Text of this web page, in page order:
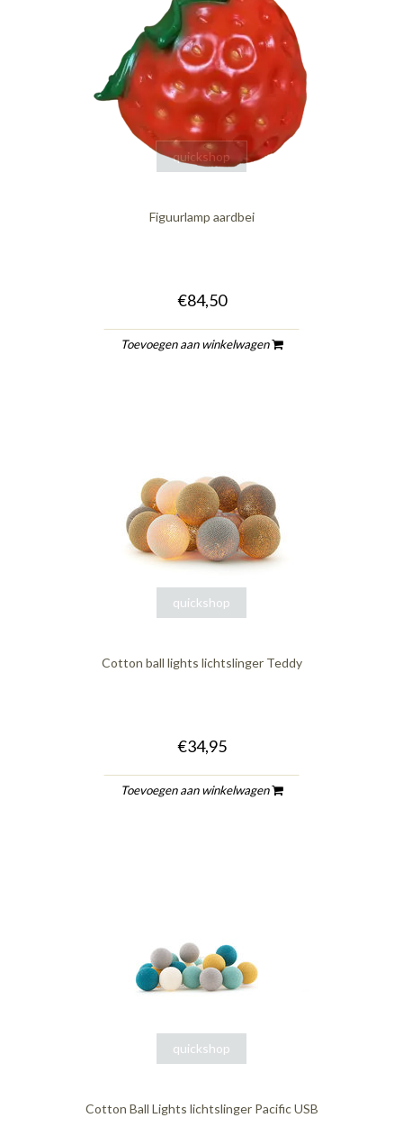
quickshop
Figuurlamp aardbei
€84,50
Toevoegen aan winkelwagen
quickshop
Cotton ball lights lichtslinger Teddy
€34,95
Toevoegen aan winkelwagen
quickshop
Cotton Ball Lights lichtslinger Pacific USB